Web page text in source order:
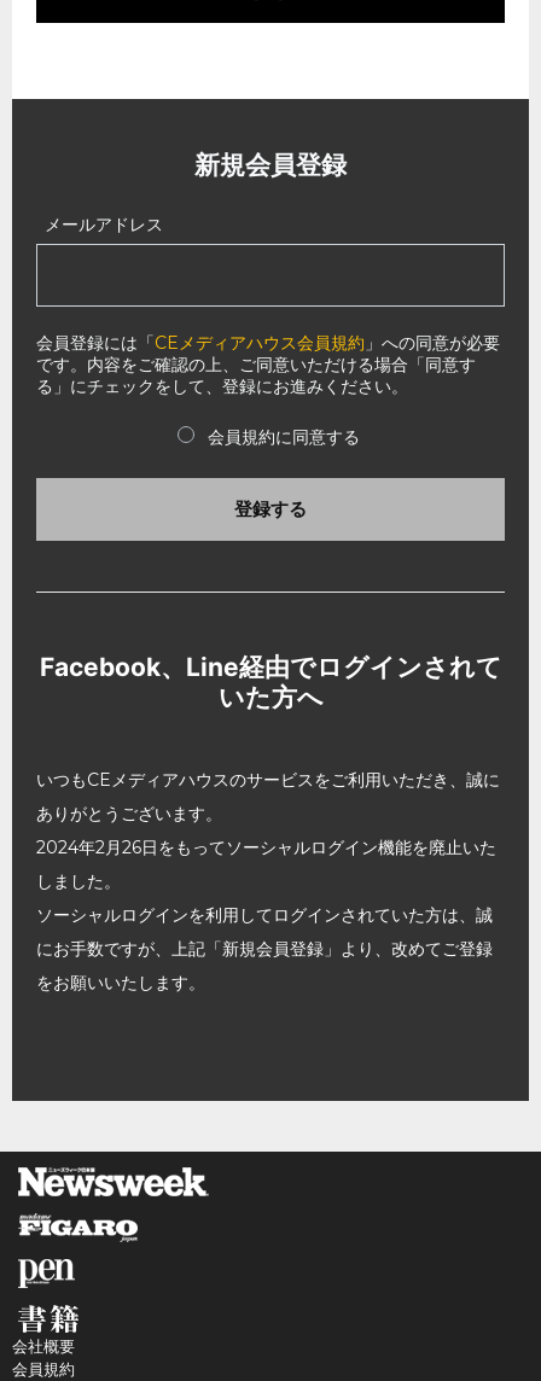
新規会員登録
メールアドレス
会員登録には「CEメディアハウス会員規約 」への同意が必要
です。内容をご確認の上、ご同意いただける場合「同意す
る」にチェックをして、登録にお進みください。
会員規約に同意する
登録する
Facebook、Line経由でログインされて
いた方へ
いつもCEメディアハウスのサービスをご利用いただき、誠に
ありがとうございます。
2024年2月26日をもってソーシャルログイン機能を廃止いた
しました。
ソーシャルログインを利用してログインされていた方は、誠
にお手数ですが、上記「新規会員登録」より、改めてご登録
をお願いいたします。
会社概要
会員規約